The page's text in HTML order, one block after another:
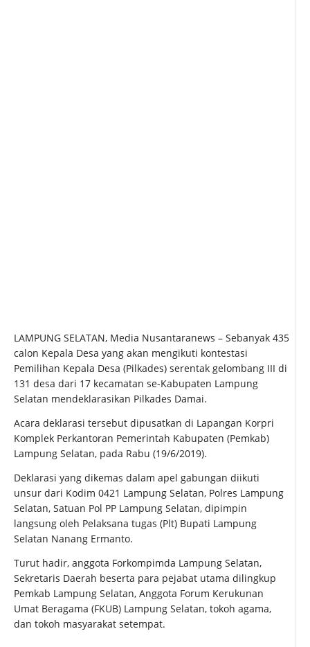
LAMPUNG SELATAN, Media Nusantaranews – Sebanyak 435
calon Kepala Desa yang akan mengikuti kontestasi
Pemilihan Kepala Desa (Pilkades) serentak gelombang III di
131 desa dari 17 kecamatan se-Kabupaten Lampung
Selatan mendeklarasikan Pilkades Damai.
Acara deklarasi tersebut dipusatkan di Lapangan Korpri
Komplek Perkantoran Pemerintah Kabupaten (Pemkab)
Lampung Selatan, pada Rabu (19/6/2019).
Deklarasi yang dikemas dalam apel gabungan diikuti
unsur dari Kodim 0421 Lampung Selatan, Polres Lampung
Selatan, Satuan Pol PP Lampung Selatan, dipimpin
langsung oleh Pelaksana tugas (Plt) Bupati Lampung
Selatan Nanang Ermanto.
Turut hadir, anggota Forkompimda Lampung Selatan,
Sekretaris Daerah beserta para pejabat utama dilingkup
Pemkab Lampung Selatan, Anggota Forum Kerukunan
Umat Beragama (FKUB) Lampung Selatan, tokoh agama,
dan tokoh masyarakat setempat.